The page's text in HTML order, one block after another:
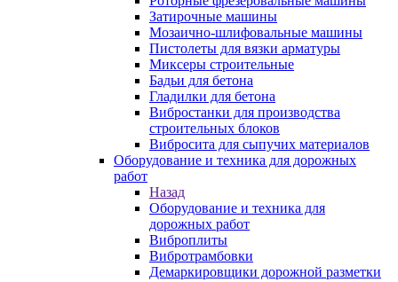
Затирочные машины
Мозаично-шлифовальные машины
Пистолеты для вязки арматуры
Миксеры строительные
Бадьи для бетона
Гладилки для бетона
Вибростанки для производства
строительных блоков
Вибросита для сыпучих материалов
Оборудование и техника для дорожных
работ
Назад
Оборудование и техника для
дорожных работ
Виброплиты
Вибротрамбовки
Демаркировщики дорожной разметки